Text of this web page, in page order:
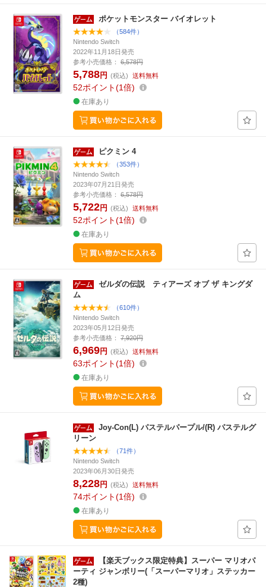
ポケットモンスター バイオレット
（584件）
Nintendo Switch
2022年11月18日発売
参考小売価格：
6,578円
5,788円 (税込) 送料無料
52ポイント 1倍
在庫あり
ピクミン 4
（353件）
Nintendo Switch
2023年07月21日発売
参考小売価格：
6,578円
5,722円 (税込) 送料無料
52ポイント 1倍
在庫あり
ゼルダの伝説 ティアーズ オブ ザ キングダ
ム
（610件）
Nintendo Switch
2023年05月12日発売
参考小売価格：
7,920円
6,969円 (税込) 送料無料
63ポイント 1倍
在庫あり
Joy-Con(L) パステルパープル/(R) パステルグ
リーン
（71件）
Nintendo Switch
2023年06月30日発売
8,228円 (税込) 送料無料
74ポイント 1倍
在庫あり
【楽天ブックス限定特典】スーパー マリオパ
ーティ ジャンボリー(「スーパーマリオ」ステッカー
2種)